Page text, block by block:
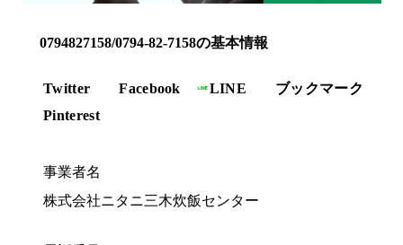
0794827158/0794-82-7158の基本情報
Twitter Facebook LINE
ブックマーク
Pinterest
事業者名
株式会社ニタニ三木炊飯センター